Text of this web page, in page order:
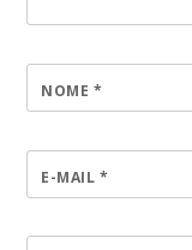
NOME *
E-MAIL *